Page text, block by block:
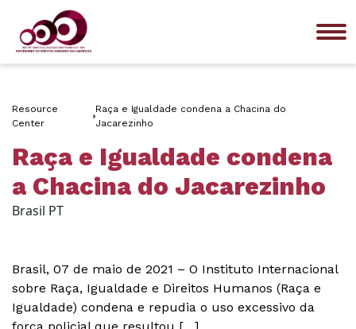
Resource
Center
Raça e Igualdade condena a Chacina do
Jacarezinho
Raça e Igualdade condena
a Chacina do Jacarezinho
Brasil PT
Brasil, 07 de maio de 2021 – O Instituto Internacional
sobre Raça, Igualdade e Direitos Humanos (Raça e
Igualdade) condena e repudia o uso excessivo da